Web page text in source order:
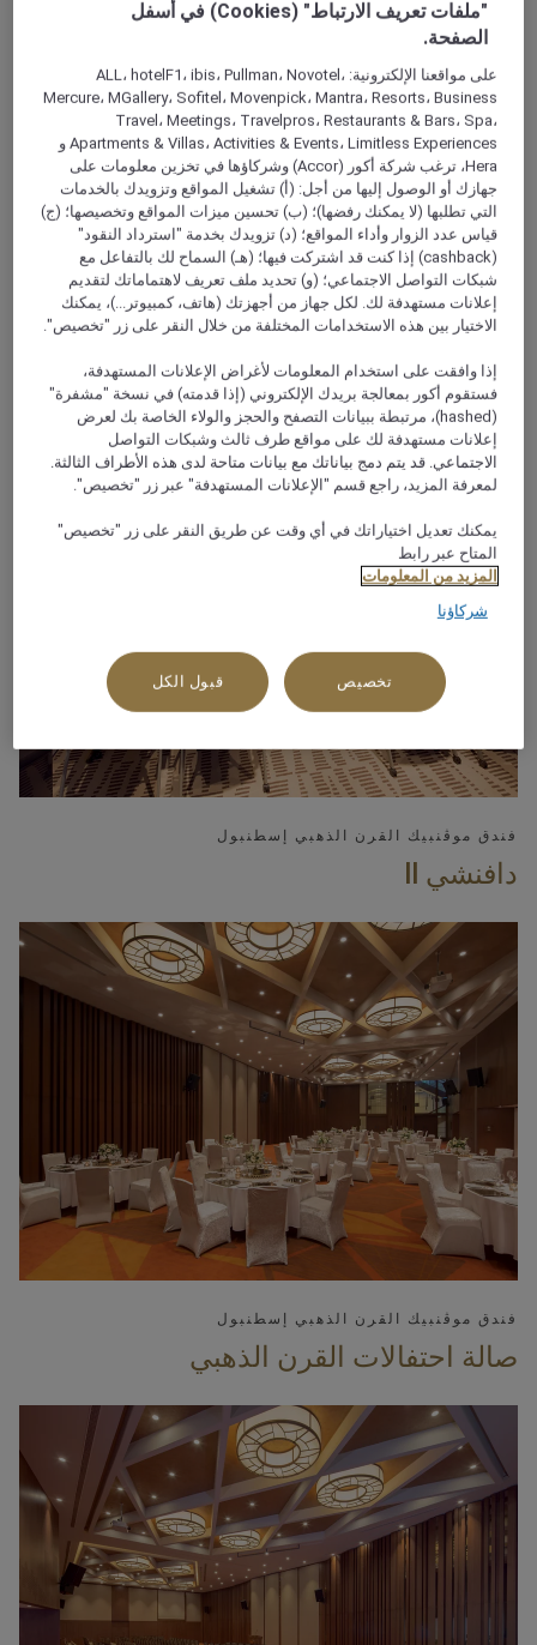
دافنشي I
فندق موڤنبيك القرن الذهبي إسطنبول
دافنشي II
فندق موڤنبيك القرن الذهبي إسطنبول
صالة احتفالات القرن الذهبي
"ملفات تعريف الارتباط" (Cookies) في أسفل
الصفحة.
على مواقعنا الإلكترونية: ALL، hotelF1، ibis، Pullman، Novotel،
Mercure، MGallery، Sofitel، Movenpick، Mantra، Resorts، Business
Travel، Meetings، Travelpros، Restaurants & Bars، Spa،
Apartments & Villas، Activities & Events، Limitless Experiences و
Hera، ترغب شركة أكور (Accor) وشركاؤها في تخزين معلومات على
جهازك أو الوصول إليها من أجل: (أ) تشغيل المواقع وتزويدك بالخدمات
التي تطلبها (لا يمكنك رفضها)؛ (ب) تحسين ميزات المواقع وتخصيصها؛ (ج)
قياس عدد الزوار وأداء المواقع؛ (د) تزويدك بخدمة "استرداد النقود"
(cashback) إذا كنت قد اشتركت فيها؛ (هـ) السماح لك بالتفاعل مع
شبكات التواصل الاجتماعي؛ (و) تحديد ملف تعريف لاهتماماتك لتقديم
إعلانات مستهدفة لك. لكل جهاز من أجهزتك (هاتف، كمبيوتر...)، يمكنك
الاختيار بين هذه الاستخدامات المختلفة من خلال النقر على زر "تخصيص".
إذا وافقت على استخدام المعلومات لأغراض الإعلانات المستهدفة،
فستقوم أكور بمعالجة بريدك الإلكتروني (إذا قدمته) في نسخة "مشفرة"
(hashed)، مرتبطة ببيانات التصفح والحجز والولاء الخاصة بك لعرض
إعلانات مستهدفة لك على مواقع طرف ثالث وشبكات التواصل
الاجتماعي. قد يتم دمج بياناتك مع بيانات متاحة لدى هذه الأطراف الثالثة.
لمعرفة المزيد، راجع قسم "الإعلانات المستهدفة" عبر زر "تخصيص".
يمكنك تعديل اختياراتك في أي وقت عن طريق النقر على زر "تخصيص"
المتاح عبر رابط
المزيد من المعلومات
شركاؤنا
تخصيص قبول الكل